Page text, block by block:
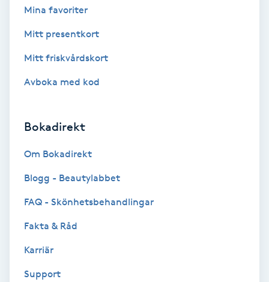
Faceliftmassage
Fet hårbotten
Fettreducering
Fibromassage
Fotmassage
Fotsvamp
Mina favoriter
Mitt presentkort
Mitt friskvårdskort
Avboka med kod
Bokadirekt
Om Bokadirekt
Blogg - Beautylabbet
FAQ - Skönhetsbehandlingar
Fakta & Råd
Karriär
Support